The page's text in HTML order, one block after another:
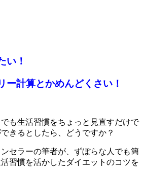
い！
ー計算とかめんどくさい！
も生活習慣をちょっと見直すだけで
きるとしたら、どうですか？
セラーの筆者が、ずぼらな人でも簡
習慣を活かしたダイエットのコツを